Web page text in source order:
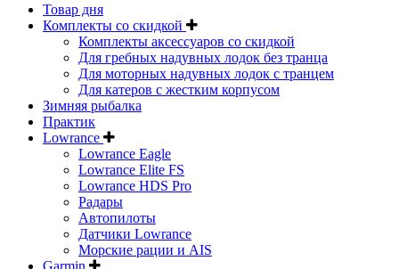
Товар дня
Комплекты со скидкой
Комплекты аксессуаров со скидкой
Для гребных надувных лодок без транца
Для моторных надувных лодок с транцем
Для катеров с жестким корпусом
Зимняя рыбалка
Практик
Lowrance
Lowrance Eagle
Lowrance Elite FS
Lowrance HDS Pro
Радары
Автопилоты
Датчики Lowrance
Морские рации и AIS
Garmin